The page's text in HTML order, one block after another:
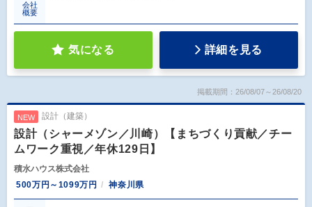
会社
概要
気になる 詳細を見る
掲載期間：26/08/07～26/08/20
NEW 設計（建築）
設計（シャーメゾン／川崎）【まちづくり貢献／チー
ムワーク重視／年休129日】
積水ハウス株式会社
500万円～1099万円
神奈川県